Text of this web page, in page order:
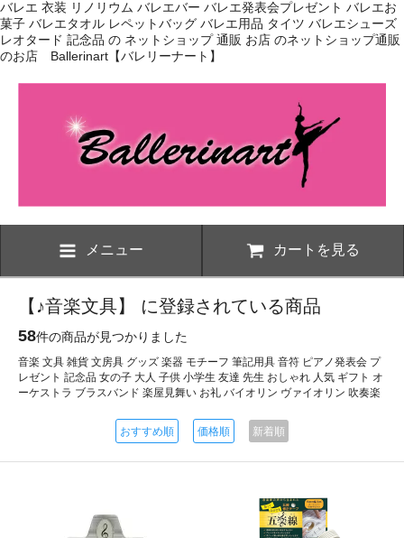
バレエ 衣装 リノリウム バレエバー バレエ発表会プレゼント バレエお
菓子 バレエタオル レペットバッグ バレエ用品 タイツ バレエシューズ
レオタード 記念品 の ネットショップ 通販 お店 のネットショップ通販
のお店 Ballerinart【バレリーナート】
メニュー カートを見る
【♪音楽文具】 に登録されている商品
58件の商品が見つかりました
音楽 文具 雑貨 文房具 グッズ 楽器 モチーフ 筆記用具 音符 ピアノ発表会 プ
レゼント 記念品 女の子 大人 子供 小学生 友達 先生 おしゃれ 人気 ギフト オ
ーケストラ ブラスバンド 楽屋見舞い お礼 バイオリン ヴァイオリン 吹奏楽
おすすめ順 価格順 新着順